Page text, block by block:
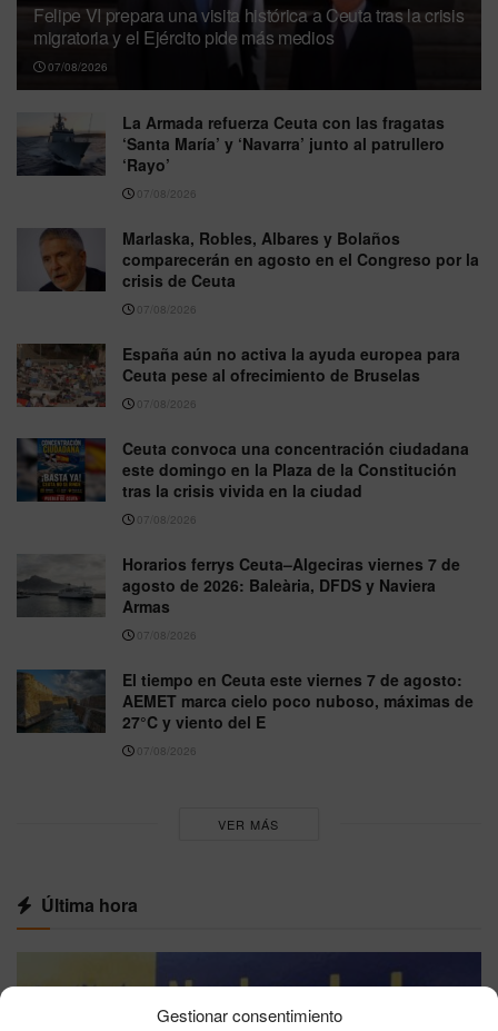
Gestionar consentimiento
Felipe VI prepara una visita histórica a Ceuta tras la crisis
migratoria y el Ejército pide más medios
07/08/2026
La Armada refuerza Ceuta con las fragatas
‘Santa María’ y ‘Navarra’ junto al patrullero
‘Rayo’
07/08/2026
Marlaska, Robles, Albares y Bolaños
comparecerán en agosto en el Congreso por la
crisis de Ceuta
07/08/2026
España aún no activa la ayuda europea para
Ceuta pese al ofrecimiento de Bruselas
07/08/2026
Ceuta convoca una concentración ciudadana
este domingo en la Plaza de la Constitución
tras la crisis vivida en la ciudad
07/08/2026
Horarios ferrys Ceuta–Algeciras viernes 7 de
agosto de 2026: Baleària, DFDS y Naviera
Armas
07/08/2026
El tiempo en Ceuta este viernes 7 de agosto:
AEMET marca cielo poco nuboso, máximas de
27°C y viento del E
07/08/2026
VER MÁS
Última hora